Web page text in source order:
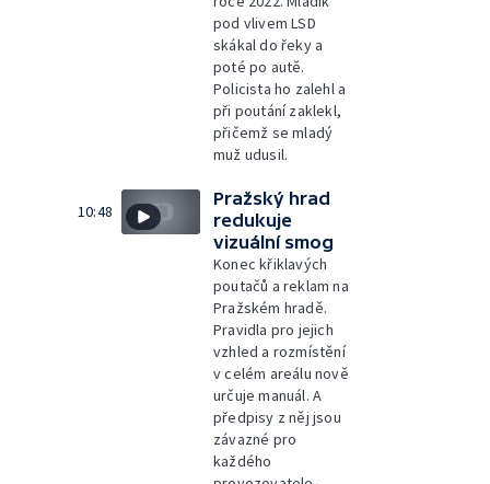
pod vlivem LSD
skákal do řeky a
poté po autě.
Policista ho zalehl a
při poutání zaklekl,
přičemž se mladý
muž udusil.
10:48
Pražský hrad
redukuje
vizuální smog
Konec křiklavých
poutačů a reklam na
Pražském hradě.
Pravidla pro jejich
vzhled a rozmístění
v celém areálu nově
určuje manuál. A
předpisy z něj jsou
závazné pro
každého